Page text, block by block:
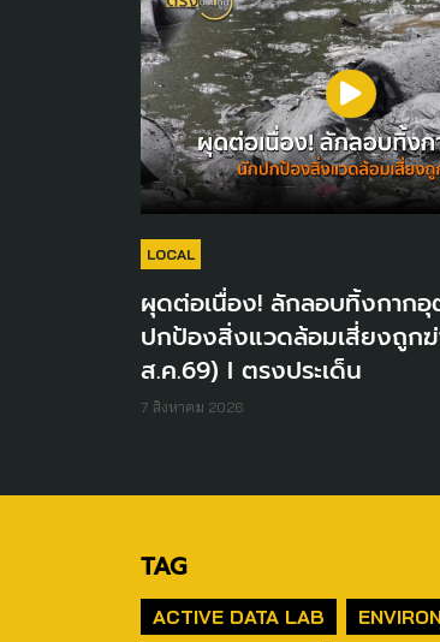
LOCAL
ผุดต่อเนื่อง! ลักลอบทิ้งกาก
ปกป้องสิ่งแวดล้อมเสี่ยงถูก
ส.ค.69) I ตรงประเด็น
7 สิงหาคม 2026
TAG
ACTIVE DATA LAB